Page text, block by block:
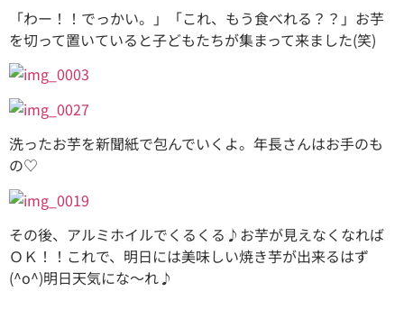
「わー！！でっかい。」「これ、もう食べれる？？」お芋
を切って置いていると子どもたちが集まって来ました(笑)
洗ったお芋を新聞紙で包んでいくよ。年長さんはお手のも
の♡
その後、アルミホイルでくるくる♪お芋が見えなくなれば
ＯＫ！！これで、明日には美味しい焼き芋が出来るはず
(^o^)明日天気にな～れ♪